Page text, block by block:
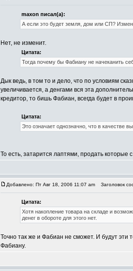
maxon писал(а):
А если это будет земля, дом или СП?
Нет, не изменит.
Цитата:
Тогда почему бы Фабиану не начеканить
Дык ведь, в том то и дело, что по условиям
увеличивается, а денгами вся эта
кредитор, то бишь Фабиан, всегда будет в
Цитата:
Это означает однозначно, что в качестве
То есть, затарится лаптями, продать
Добавлено: Пт Авг 18, 2006 11:07 am Заголовок
Цитата:
Хотя накопление товара на складе и
денег в обороте для этого нет.
Точно так же и Фабиан не сможет. И будут эти
Фабиану.